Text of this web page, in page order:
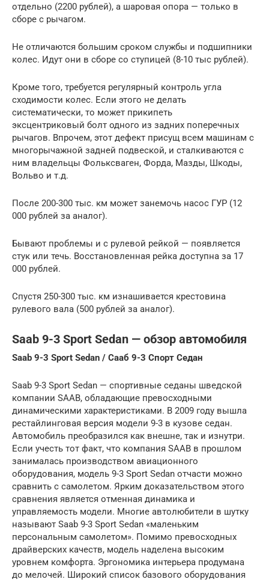
отдельно (2200 рублей), а шаровая опора — только в
сборе с рычагом.
Не отличаются большим сроком службы и подшипники
колес. Идут они в сборе со ступицей (8-10 тыс рублей).
Кроме того, требуется регулярный контроль угла
сходимости колес. Если этого не делать
систематически, то может прикипеть
эксцентриковый болт одного из задних поперечных
рычагов. Впрочем, этот дефект присущ всем машинам с
многорычажной задней подвеской, и сталкиваются с
ним владельцы Фольксваген, Форда, Мазды, Шкоды,
Вольво и т.д.
После 200-300 тыс. км может занемочь насос ГУР (12
000 рублей за аналог).
Бывают проблемы и с рулевой рейкой — появляется
стук или течь. Восстановленная рейка доступна за 17
000 рублей.
Спустя 250-300 тыс. км изнашивается крестовина
рулевого вала (500 рублей за аналог).
Saab 9-3 Sport Sedan — обзор автомобиля
Saab 9-3 Sport Sedan / Сааб 9-3 Спорт Седан
Saab 9-3 Sport Sedan — спортивные седаны шведской
компании SAAB, обладающие превосходными
динамическими характеристиками. В 2009 году вышла
рестайлинговая версия модели 9-3 в кузове седан.
Автомобиль преобразился как внешне, так и изнутри.
Если учесть тот факт, что компания SAAB в прошлом
занималась производством авиационного
оборудования, модель 9-3 Sport Sedan отчасти можно
сравнить с самолетом. Ярким доказательством этого
сравнения является отменная динамика и
управляемость модели. Многие автолюбители в шутку
называют Saab 9-3 Sport Sedan «маленьким
персональным самолетом». Помимо превосходных
драйверских качеств, модель наделена высоким
уровнем комфорта. Эргономика интерьера продумана
до мелочей. Широкий список базового оборудования